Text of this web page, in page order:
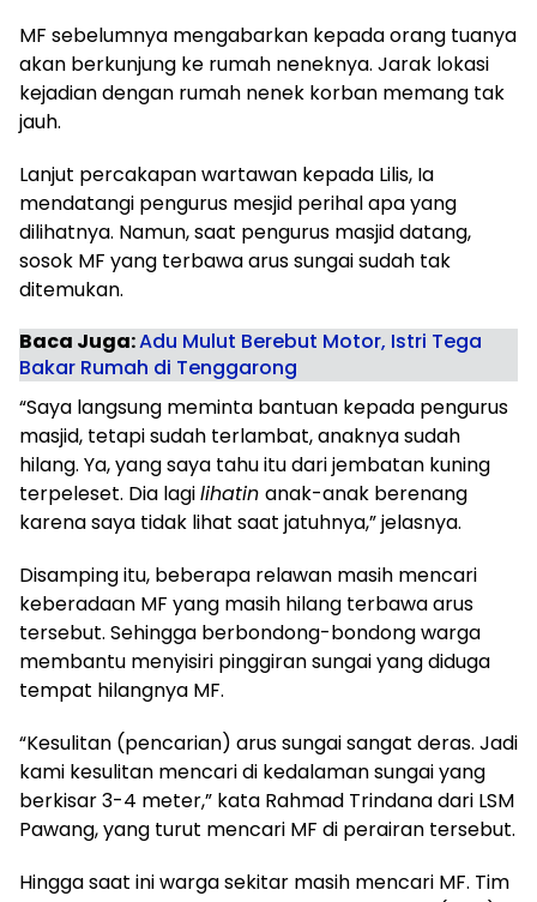
MF sebelumnya mengabarkan kepada orang tuanya
akan berkunjung ke rumah neneknya. Jarak lokasi
kejadian dengan rumah nenek korban memang tak
jauh.
Lanjut percakapan wartawan kepada Lilis, Ia
mendatangi pengurus mesjid perihal apa yang
dilihatnya. Namun, saat pengurus masjid datang,
sosok MF yang terbawa arus sungai sudah tak
ditemukan.
Baca Juga:Adu Mulut Berebut Motor, Istri Tega
Bakar Rumah di Tenggarong
“Saya langsung meminta bantuan kepada pengurus
masjid, tetapi sudah terlambat, anaknya sudah
hilang. Ya, yang saya tahu itu dari jembatan kuning
terpeleset. Dia lagilihatin anak-anak berenang
karena saya tidak lihat saat jatuhnya,” jelasnya.
Disamping itu, beberapa relawan masih mencari
keberadaan MF yang masih hilang terbawa arus
tersebut. Sehingga berbondong-bondong warga
membantu menyisiri pinggiran sungai yang diduga
tempat hilangnya MF.
“Kesulitan (pencarian) arus sungai sangat deras. Jadi
kami kesulitan mencari di kedalaman sungai yang
berkisar 3-4 meter,” kata Rahmad Trindana dari LSM
Pawang, yang turut mencari MF di perairan tersebut.
Hingga saat ini warga sekitar masih mencari MF. Tim